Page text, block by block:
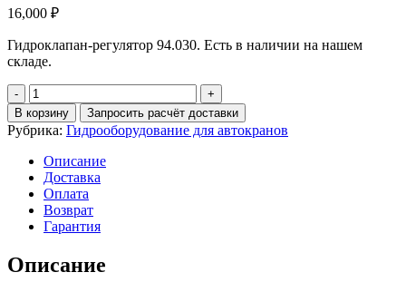
16,000 ₽
Гидроклапан-регулятор 94.030. Есть в наличии на нашем
складе.
Количество
Гидроклапан-
регулятор
94.030
В корзину Запросить расчёт доставки
Рубрика: Гидрооборудование для автокранов
Описание
Доставка
Оплата
Возврат
Гарантия
Описание